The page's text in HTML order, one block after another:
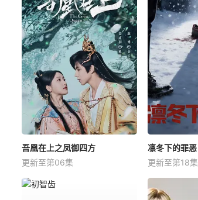
吾凰在上之凤御四方
更新至第06集
凛冬下的罪恶
更新至第18集